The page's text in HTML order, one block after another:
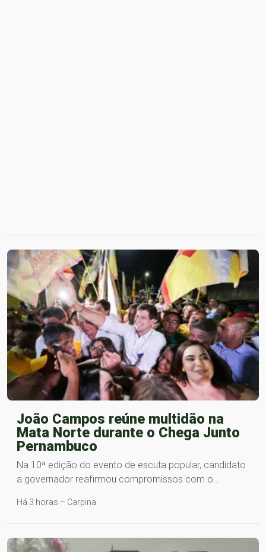
João Campos reúne multidão na
Mata Norte durante o Chega Junto
Pernambuco
Na 10ª edição do evento de escuta popular, candidato
a governador reafirmou compromissos com o…
Há 3 horas – Carpina